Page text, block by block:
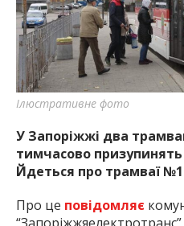
Ілюстративне фото
У Запоріжжі два
тимчасово призупинять
Йдеться про трамваї
Про це повідомляє